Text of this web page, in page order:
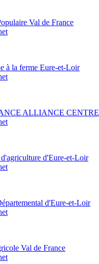
Val de France
à la ferme Eure-et-Loir
ALLIANCE CENTRE
d'Eure-et-Loir
d'Eure-et-Loir
Val de France